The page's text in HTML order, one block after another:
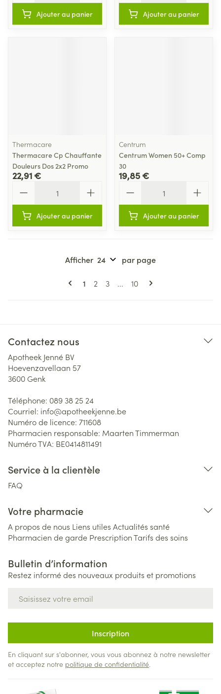
Ajouter au panier Ajouter au panier
Thermacare
Thermacare Cp Chauffante
Douleurs Dos 2x2 Promo
22,91 €
Ajouter au panier
Centrum
Centrum Women 50+ Comp
30
19,85 €
Ajouter au panier
Pages
Vous lisez actuellement la page
1 Page
2 Page
3 ... Page
10
Afficher par page
Contactez nous
Apotheek Jenné BV
Hoevenzavellaan 57
3600 Genk
Téléphone: 089 38 25 24
Courriel: info@apotheekjenne.be
Numéro de licence: 711608
Pharmacien responsable: Maarten Timmerman
Numéro TVA: BE0414811491
Service à la clientèle
FAQ
Votre pharmacie
A propos de nous Liens utiles Actualités santé
Pharmacien de garde PrescriptionTarifs des soins
Bulletin d’information
Restez informé des nouveaux produits et promotions
Inscription
En cliquant sur s'abonner, vous vous abonnez à notre newsletter
et acceptez notre politique de confidentialité.